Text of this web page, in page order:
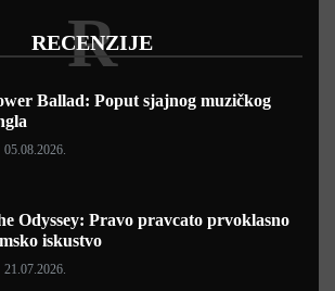
RECENZIJE
R
Ballad: Poput sjajnog muzičkog
05.08.2026.
Odyssey: Pravo pravcato prvoklasno
iskustvo
21.07.2026.